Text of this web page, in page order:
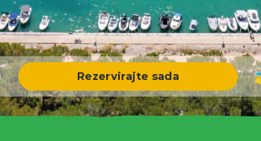
Rezervirajte sada